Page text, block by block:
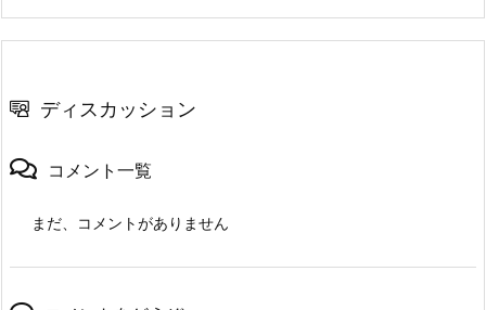
ディスカッション
コメント一覧
まだ、コメントがありません